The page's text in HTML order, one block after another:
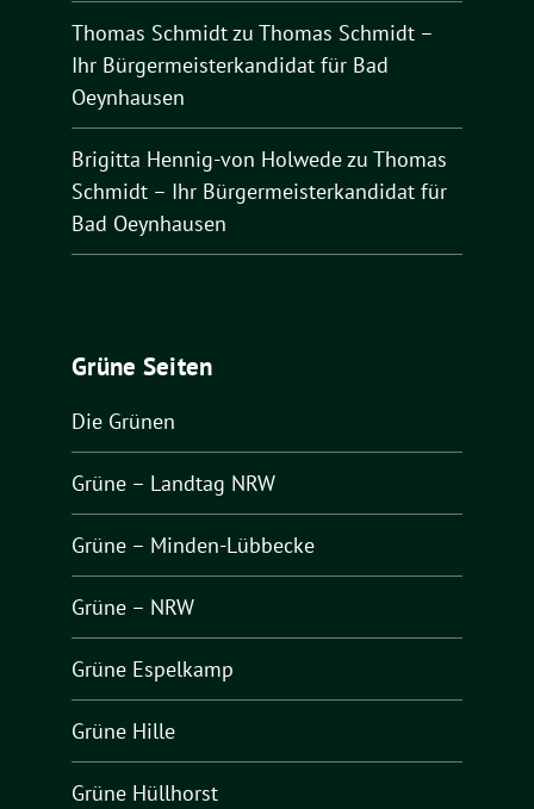
Thomas Schmidtzu Thomas Schmidt –
Ihr Bürgermeisterkandidat für Bad
Oeynhausen
Brigitta Hennig-von Holwedezu Thomas
Schmidt – Ihr Bürgermeisterkandidat für
Bad Oeynhausen
Grüne Seiten
Die Grünen
Grüne – Landtag NRW
Grüne – Minden-Lübbecke
Grüne – NRW
Grüne Espelkamp
Grüne Hille
Grüne Hüllhorst